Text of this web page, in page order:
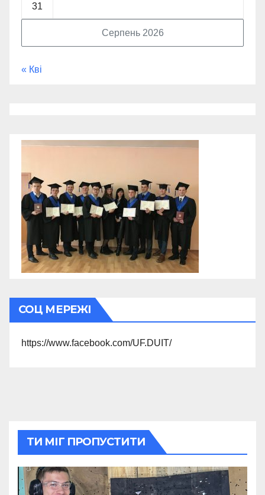
Серпень 2026
31
« Кві
СОЦ МЕРЕЖІ
https://www.facebook.com/UF.DUIT/
ТИ МІГ ПРОПУСТИТИ